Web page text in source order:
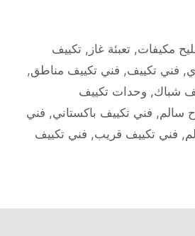
مكيفات,تعبئة غاز ,تكييف
, فني تكييف, فني تكييف مناطق,
شباك, وحدات تكييف
سالم, فني تكييف باكستاني, فني
, فني تكييف قريب, فني تكييف